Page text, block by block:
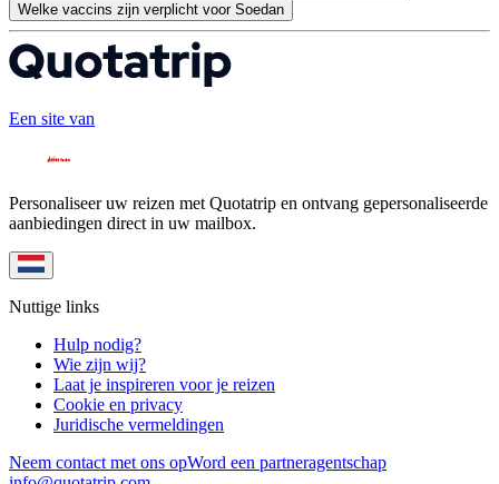
Welke vaccins zijn verplicht voor Soedan
Een site van
Personaliseer uw reizen met Quotatrip en ontvang gepersonaliseerde
aanbiedingen direct in uw mailbox.
Nuttige links
Hulp nodig?
Wie zijn wij?
Laat je inspireren voor je reizen
Cookie en privacy
Juridische vermeldingen
Neem contact met ons opWord een partneragentschap